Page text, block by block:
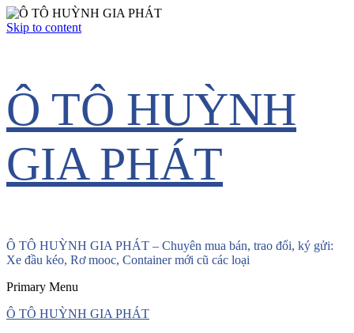
Skip to content
Ô TÔ HUỲNH
GIA PHÁT
Ô TÔ HUỲNH GIA PHÁT – Chuyên mua bán, trao đổi, ký gửi:
Xe đầu kéo, Rơ mooc, Container mới cũ các loại
Primary Menu
Ô TÔ HUỲNH GIA PHÁT